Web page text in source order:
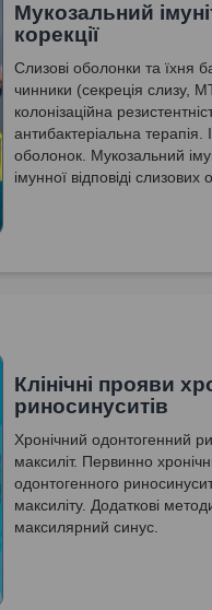
Мукозальний
корекції
Слизові оболонки та їхня
чинники (секреція слизу,
колонізаційна
антибактеріальна
оболонок. Мукозальний
імунної відповіді
Клінічні прояви
риносинуситів
Хронічний одонтогенний
максиліт. Первинно
одонтогенного
максиліту. Додаткові
максилярний синус.